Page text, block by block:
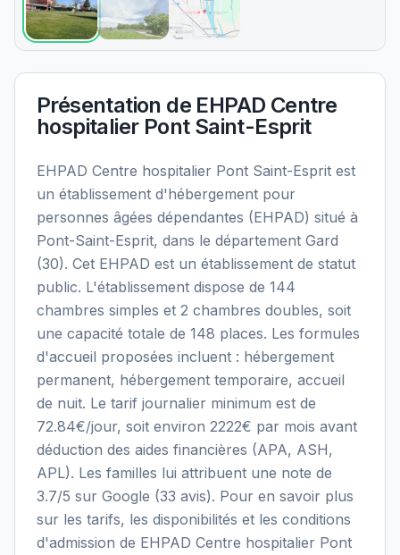
Présentation de EHPAD Centre
hospitalier Pont Saint-Esprit
EHPAD Centre hospitalier Pont Saint-Esprit est
un établissement d'hébergement pour
personnes âgées dépendantes (EHPAD) situé à
Pont-Saint-Esprit, dans le département Gard
(30). Cet EHPAD est un établissement de statut
public. L'établissement dispose de 144
chambres simples et 2 chambres doubles, soit
une capacité totale de 148 places. Les formules
d'accueil proposées incluent : hébergement
permanent, hébergement temporaire, accueil
de nuit. Le tarif journalier minimum est de
72.84€/jour, soit environ 2222€ par mois avant
déduction des aides financières (APA, ASH,
APL). Les familles lui attribuent une note de
3.7/5 sur Google (33 avis). Pour en savoir plus
sur les tarifs, les disponibilités et les conditions
d'admission de EHPAD Centre hospitalier Pont